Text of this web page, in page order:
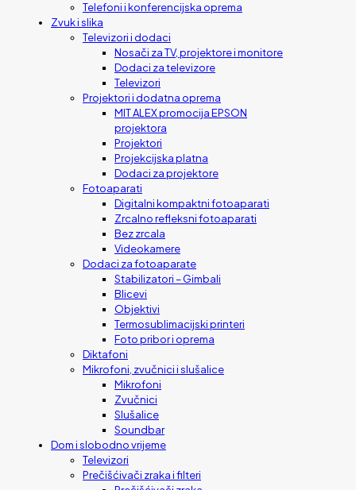
Telefoni i konferencijska oprema
Zvuk i slika
Televizori i dodaci
Nosači za TV, projektore i monitore
Dodaci za televizore
Televizori
Projektori i dodatna oprema
MIT ALEX promocija EPSON
projektora
Projektori
Projekcijska platna
Dodaci za projektore
Fotoaparati
Digitalni kompaktni fotoaparati
Zrcalno refleksni fotoaparati
Bez zrcala
Videokamere
Dodaci za fotoaparate
Stabilizatori – Gimbali
Blicevi
Objektivi
Termosublimacijski printeri
Foto pribor i oprema
Diktafoni
Mikrofoni, zvučnici i slušalice
Mikrofoni
Zvučnici
Slušalice
Soundbar
Dom i slobodno vrijeme
Televizori
Prečišćivači zraka i filteri